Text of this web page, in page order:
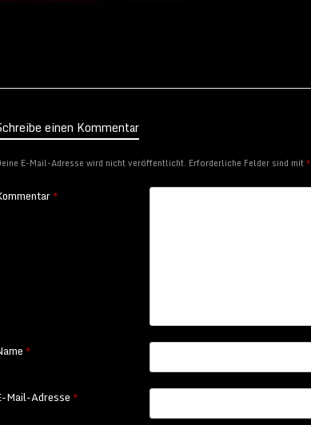
einen Kommentar
E-Mail-Adresse wird nicht veröffentlicht. Erforderliche Felder sind mit*
*
*
Mail-Adresse*